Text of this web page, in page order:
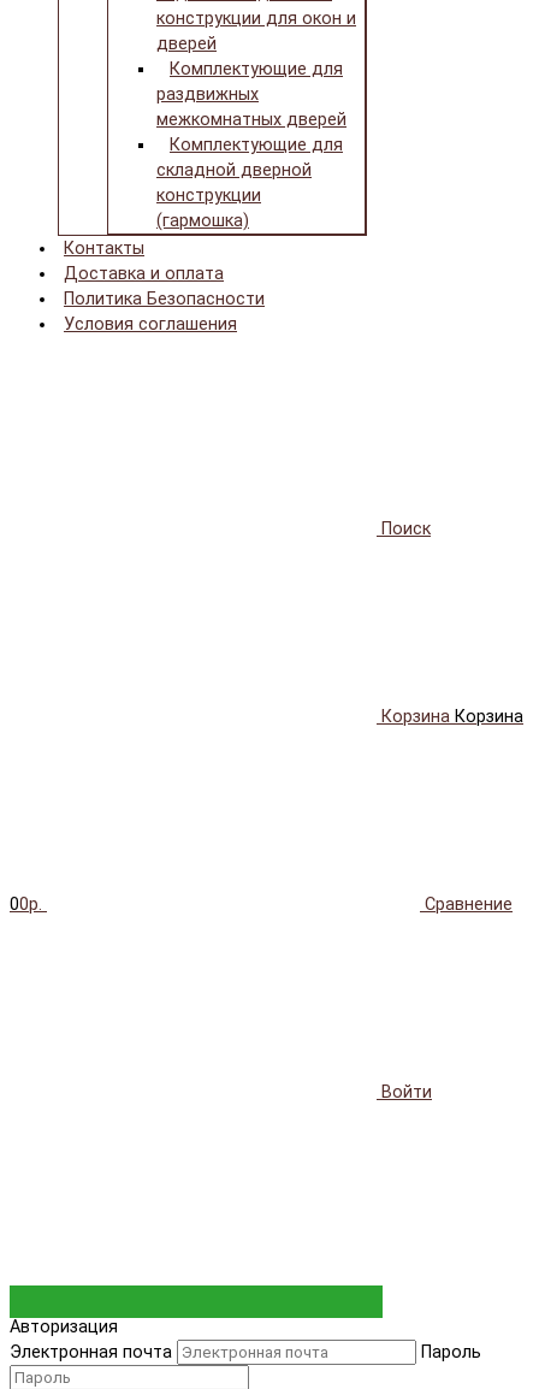
конструкции для окон и
дверей
Комплектующие для
раздвижных
межкомнатных дверей
Комплектующие для
складной дверной
конструкции
(гармошка)
Контакты
Доставка и оплата
Политика Безопасности
Условия соглашения
Поиск
Корзина Корзина
00р. Сравнение
Войти
Авторизация
Электронная почта
Пароль